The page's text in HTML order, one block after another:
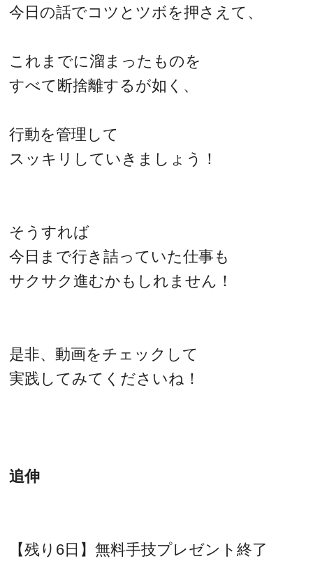
今日の話でコツとツボを押さえて、
これまでに溜まったものを
すべて断捨離するが如く、
行動を管理して
スッキリしていきましょう！
そうすれば
今日まで行き詰っていた仕事も
サクサク進むかもしれません！
是非、動画をチェックして
実践してみてくださいね！
追伸
【残り6日】無料手技プレゼント終了